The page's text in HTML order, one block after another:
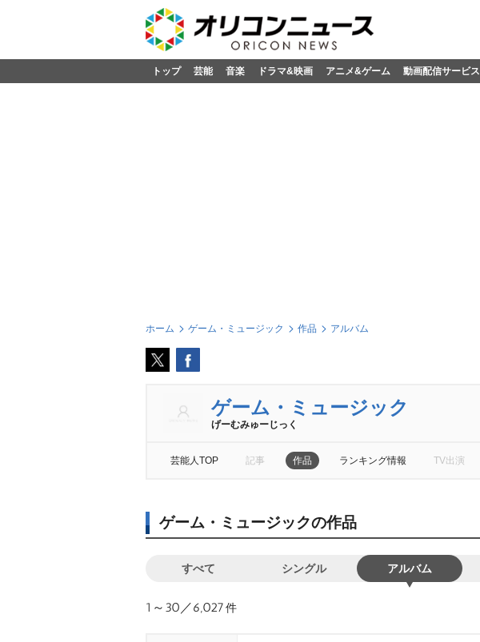
トップ 芸能 音楽 ドラマ&映画 アニメ&ゲーム 動画配信サービス
ホーム ゲーム・ミュージック 作品 アルバム
ゲーム・ミュージック
げーむみゅーじっく
芸能人TOP 記事 作品 ランキング情報 TV出演
ゲーム・ミュージックの作品
すべて シングル アルバム
1～30／6,027件